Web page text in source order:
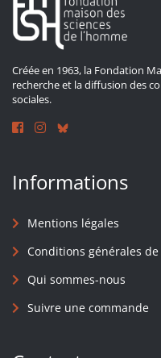
Créée en 1963, la Fondation
recherche et la diffusion des
sociales.
Informations
Mentions légales
Conditions générales de
Qui sommes-nous
Suivre une commande